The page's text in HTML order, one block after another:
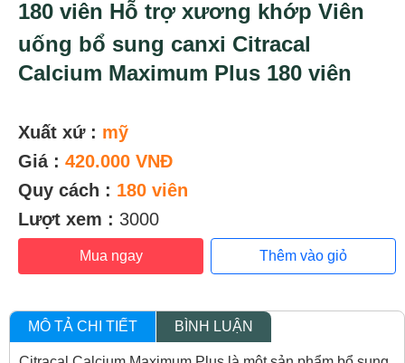
180 viên Hỗ trợ xương khớp Viên
uống bổ sung canxi Citracal
Calcium Maximum Plus 180 viên
Xuất xứ : mỹ
Giá : 420.000 VNĐ
Quy cách : 180 viên
Lượt xem : 3000
Mua ngay Thêm vào giỏ
MÔ TẢ CHI TIẾT BÌNH LUẬN